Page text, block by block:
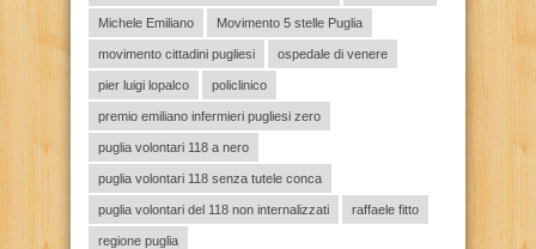
Michele Emiliano Movimento 5 stelle Puglia
movimento cittadini pugliesi ospedale di venere
pier luigi lopalco policlinico
premio emiliano infermieri pugliesi zero
puglia volontari 118 a nero
puglia volontari 118 senza tutele conca
puglia volontari del 118 non internalizzati raffaele fitto
regione puglia